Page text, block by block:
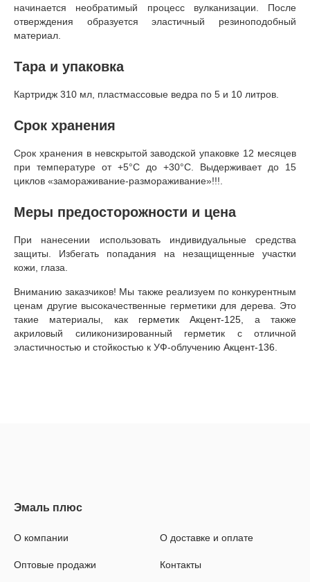
начинается необратимый процесс вулканизации. После
отверждения образуется эластичный резиноподобный
материал.
Тара и упаковка
Картридж 310 мл, пластмассовые ведра по 5 и 10 литров.
Срок хранения
Срок хранения в невскрытой заводской упаковке 12 месяцев
при температуре от +5°С до +30°С. Выдерживает до 15
циклов «замораживание-размораживание»!!!.
Меры предосторожности и цена
При нанесении использовать индивидуальные средства
защиты. Избегать попадания на незащищенные участки
кожи, глаза.
Вниманию заказчиков! Мы также реализуем по конкурентным
ценам другие высокачественные герметики для дерева. Это
такие материалы, как герметик Акцент-125 , а также
акриловый силиконизированный герметик с отличной
эластичностью и стойкостью к УФ-облучению Акцент-136
О компании
Оптовые продажи
О доставке и оплате
Контакты